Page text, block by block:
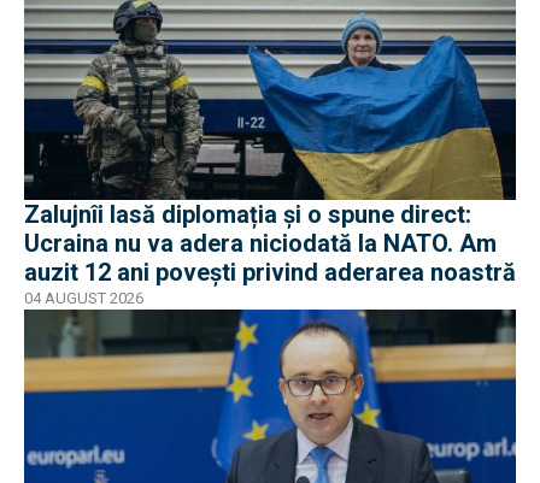
Zalujnîi lasă diplomația și o spune direct:
Ucraina nu va adera niciodată la NATO. Am
auzit 12 ani povești privind aderarea noastră
04 AUGUST 2026